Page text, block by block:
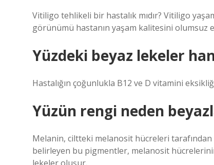
Vitiligo tehlikeli bir hastalık mıdır? Vitiligo
görünümü hastanın yaşam kalitesini
Yüzdeki beyaz lekeler
Hastalığın çoğunlukla B12 ve D vitamini
Yüzün rengi neden
Melanin, ciltteki melanosit hücreleri
belirleyen bu pigmentler, melanosit